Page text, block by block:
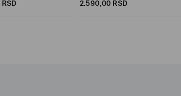
RSD 2.590,00 RSD